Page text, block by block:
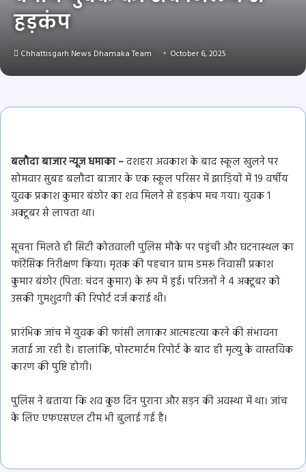
हड़कंप
Chhattisgarh News Dhamaka Team October 6, 2025
बलौदा बाजार न्यूज धमाका –दशहरा अवकाश के बाद स्कूल खुलने पर
सोमवार सुबह बलौदा बाजार के एक स्कूल परिसर में झाड़ियों में 19 वर्षीय
युवक प्रकाश कुमार बंछोर का शव मिलने से हड़कंप मच गया। युवक 1
अक्टूबर से लापता था।
सूचना मिलते ही सिटी कोतवाली पुलिस मौके पर पहुंची और घटनास्थल का
फॉरेंसिक निरीक्षण किया। मृतक की पहचान ग्राम डमरू निवासी प्रकाश
कुमार बंछोर (पिता: चंदन कुमार) के रूप में हुई। परिजनों ने 4 अक्टूबर को
उसकी गुमशुदगी की रिपोर्ट दर्ज कराई थी।
प्रारंभिक जांच में युवक की फांसी लगाकर आत्महत्या करने की संभावना
जताई जा रही है। हालांकि, पोस्टमार्टम रिपोर्ट के बाद ही मृत्यु के वास्तविक
कारण की पुष्टि होगी।
पुलिस ने बताया कि शव कुछ दिन पुराना और सड़न की अवस्था में था। जांच
के लिए एफएसएल टीम भी बुलाई गई है।